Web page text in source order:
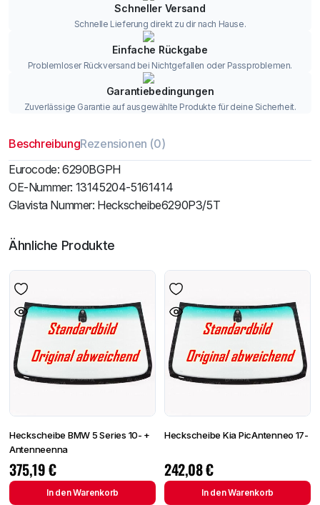
Schneller Versand
Schnelle Lieferung direkt zu dir nach Hause.
Einfache Rückgabe
Problemloser Rückversand bei Nichtgefallen oder Passproblemen.
Garantiebedingungen
Zuverlässige Garantie auf ausgewählte Produkte für deine Sicherheit.
BeschreibungRezensionen (0)
Eurocode: 6290BGPH
OE-Nummer: 13145204-5161414
Glavista Nummer: Heckscheibe6290P3/5T
Ähnliche Produkte
Heckscheibe BMW 5 Series 10- +
Antenneenna
375,19€
In den Warenkorb
Heckscheibe Kia PicAntenneo 17-
242,08€
In den Warenkorb